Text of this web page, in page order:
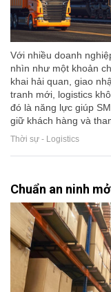
Với nhiều doanh
nhìn như một khoản
khai hải quan, giao
tranh mới, logistics
đó là năng lực giúp
giữ khách hàng và
Thời sự - Logistics
Chuẩn an ninh